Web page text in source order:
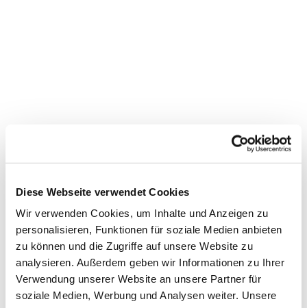
Diese Webseite verwendet Cookies
Wir verwenden Cookies, um Inhalte und Anzeigen zu
personalisieren, Funktionen für soziale Medien anbieten
zu können und die Zugriffe auf unsere Website zu
analysieren. Außerdem geben wir Informationen zu Ihrer
Verwendung unserer Website an unsere Partner für
soziale Medien, Werbung und Analysen weiter. Unsere